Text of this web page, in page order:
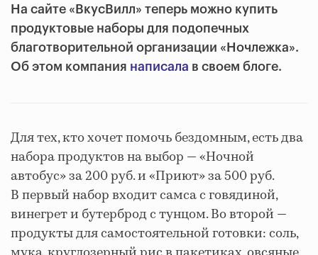
На сайте «ВкусВилл» теперь можно купить
продуктовые наборы для подопечных
благотворительной организации «Ночлежка».
Об этом компания написала в своем блоге.
Для тех, кто хочет помочь бездомным, есть два
набора продуктов на выбор — «Ночной
автобус» за 200 руб. и «Приют» за 500 руб.
В первый набор входит самса с говядиной,
винегрет и бутерброд с тунцом. Во второй —
продукты для самостоятельной готовки: соль,